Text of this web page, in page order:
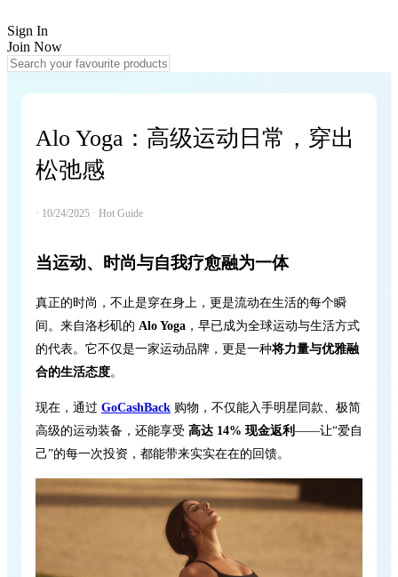
Sign In
Join Now
Alo Yoga：高级运动日常，穿出
松弛感
· 10/24/2025 · Hot Guide
当运动、时尚与自我疗愈融为一体
真正的时尚，不止是穿在身上，更是流动在生活的每个瞬
间。来自洛杉矶的 Alo Yoga ，早已成为全球运动与生活方式
的代表。它不仅是一家运动品牌，更是一种将力量与优雅融
合的生活态度。
现在，通过 GoCashBack 购物，不仅能入手明星同款、极简
高级的运动装备，还能享受 高达 14% 现金返利 ——让“爱自
己”的每一次投资，都能带来实实在在的回馈。